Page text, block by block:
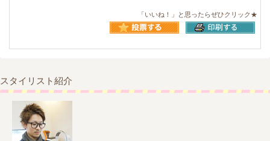
「いいね！」と思ったらぜひクリック★
スタイリスト紹介